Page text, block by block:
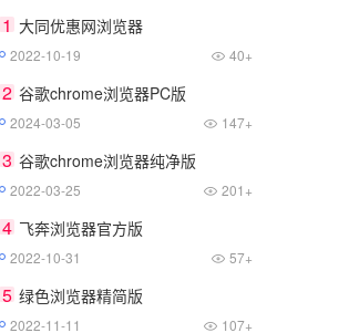
1 大同优惠网浏览器
2022-10-19 40+
2 谷歌chrome浏览器PC版
2024-03-05 147+
3 谷歌chrome浏览器纯净版
2022-03-25 201+
4 飞奔浏览器官方版
2022-10-31 57+
5 绿色浏览器精简版
2022-11-11 107+